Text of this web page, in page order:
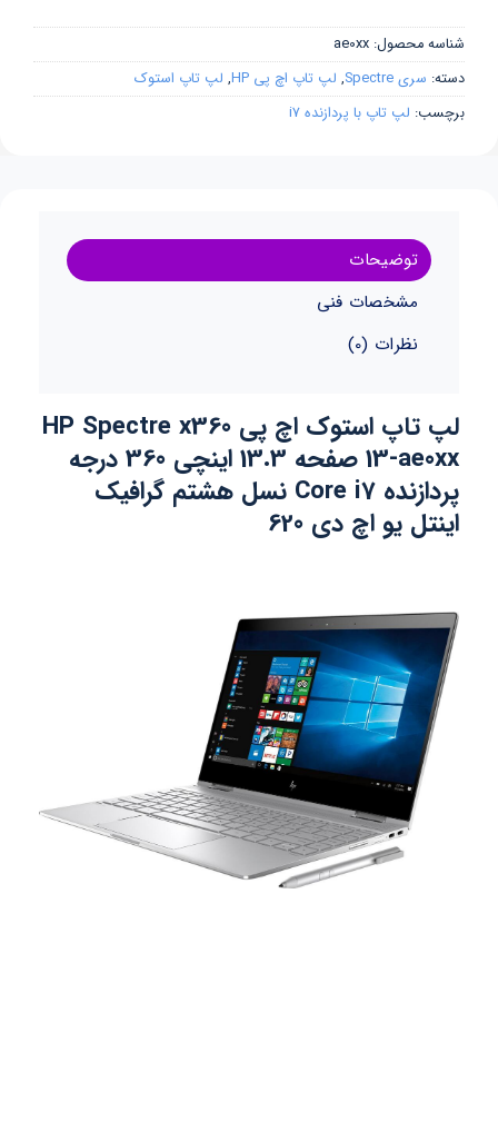
شناسه محصول: ae0xx
دسته: سری Spectre , لپ تاپ اچ پی HP , لپ تاپ استوک
برچسب: لپ تاپ با پردازنده i7
توضیحات
مشخصات فنی
نظرات (0)
لپ تاپ استوک اچ پی HP Spectre x360
13-ae0xx صفحه 13.3 اینچی 360 درجه
پردازنده Core i7 نسل هشتم گرافیک
اینتل یو اچ دی 620